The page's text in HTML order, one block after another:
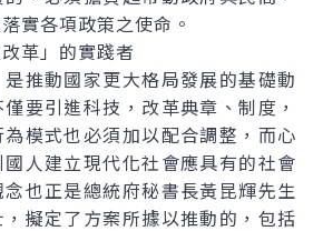
實各項政策之使命。
革」的實踐者
動國家更大格局發展的基礎動
要引進科技，改革典章、制度，
模式也必須加以配合調整，而心
人建立現代化社會應具有的社會
也正是總統府秘書長黃昆輝先生
擬定了方案所據以推動的，包括